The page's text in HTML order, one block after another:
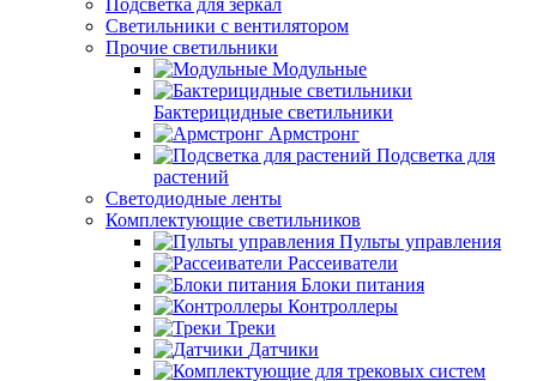
Подсветка для зеркал
Светильники с вентилятором
Прочие светильники
Модульные
Бактерицидные светильники
Армстронг
Подсветка для
растений
Светодиодные ленты
Комплектующие светильников
Пульты управления
Рассеиватели
Блоки питания
Контроллеры
Треки
Датчики